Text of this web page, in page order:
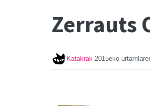
Zerrauts
Katakrak 2015eko